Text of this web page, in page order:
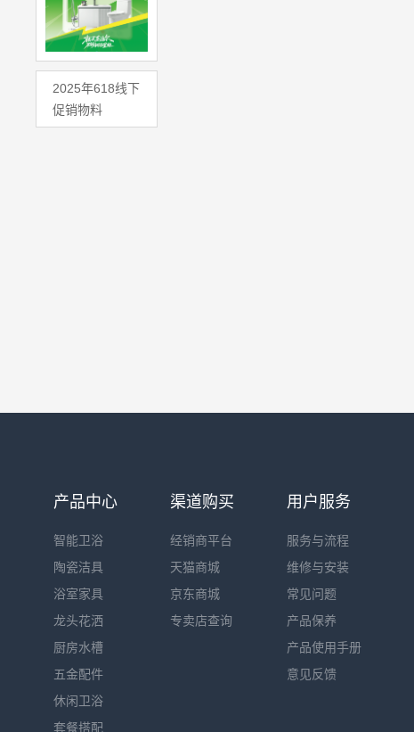
2025年618线下
促销物料
产品中心
智能卫浴
陶瓷洁具
浴室家具
龙头花洒
厨房水槽
五金配件
休闲卫浴
套餐搭配
渠道购买
经销商平台
天猫商城
京东商城
专卖店查询
用户服务
服务与流程
维修与安装
常见问题
产品保养
产品使用手册
意见反馈